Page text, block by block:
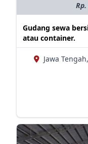
Gudang sewa
atau container.
Jawa Tengah,